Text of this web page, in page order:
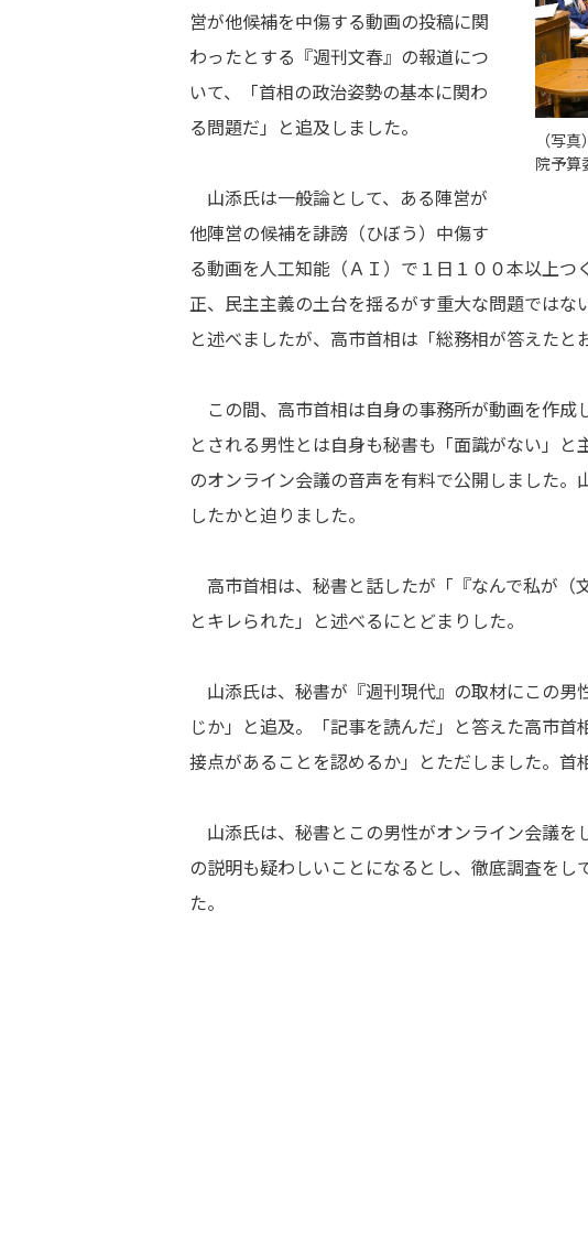
（写
院予算
営が他候補を中傷する動画の投稿に関
わったとする『週刊文春』の報道につ
いて、「首相の政治姿勢の基本に関わ
る問題だ」と追及しました。
山添氏は一般論として、ある陣営が
他陣営の候補を誹謗（ひぼう）中傷す
る動画を人工知能（ＡＩ）で１日１００本以上
正、民主主義の土台を揺るがす重大な問題ではな
と述べましたが、高市首相は「総務相が答えたと
この間、高市首相は自身の事務所が動画を作成
とされる男性とは自身も秘書も「面識がない」
のオンライン会議の音声を有料で公開しました
したかと迫りました。
高市首相は、秘書と話したが「『なんで私が（
とキレられた」と述べるにとどまりした。
山添氏は、秘書が『週刊現代』の取材にこの
じか」と追及。「記事を読んだ」と答えた高市
接点があることを認めるか」とただしました。首
山添氏は、秘書とこの男性がオンライン会議
の説明も疑わしいことになるとし、徹底調査を
た。